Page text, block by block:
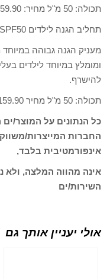
תכולה: 50 מ"ל מחיר: 159.90 ₪
תחליב הגנה לילדים SPF50+ של Avene
מעניק הגנה גבוהה
ומומלץ במיוחד לילדים
להישרף.
תכולה: 50 מ"ל מחיר 159.90
כל הנתונים על המוצר/
החברות המייצרות/
אינפורמטיבית בלבד,
אינה מהווה המלצה, ולא
השירות/ים
אולי יעניין אותך גם